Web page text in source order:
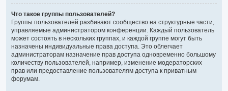
Что такое группы пользователей?
Группы пользователей разбивают сообщество на структурные части,
управляемые администратором конференции. Каждый пользователь
может состоять в нескольких группах, и каждой группе могут быть
назначены индивидуальные права доступа. Это облегчает
администраторам назначение прав доступа одновременно большому
количеству пользователей, например, изменение модераторских
прав или предоставление пользователям доступа к приватным
форумам.